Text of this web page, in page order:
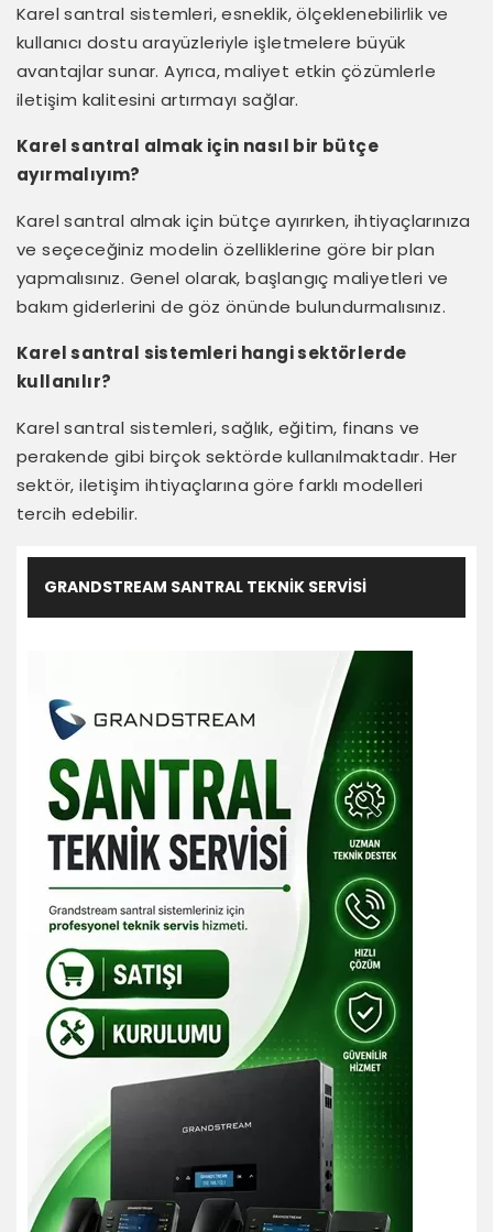
Karel santral sistemleri, esneklik, ölçeklenebilirlik ve
kullanıcı dostu arayüzleriyle işletmelere büyük
avantajlar sunar. Ayrıca, maliyet etkin çözümlerle
iletişim kalitesini artırmayı sağlar.
Karel santral almak için nasıl bir bütçe
ayırmalıyım?
Karel santral almak için bütçe ayırırken, ihtiyaçlarınıza
ve seçeceğiniz modelin özelliklerine göre bir plan
yapmalısınız. Genel olarak, başlangıç maliyetleri ve
bakım giderlerini de göz önünde bulundurmalısınız.
Karel santral sistemleri hangi sektörlerde
kullanılır?
Karel santral sistemleri, sağlık, eğitim, finans ve
perakende gibi birçok sektörde kullanılmaktadır. Her
sektör, iletişim ihtiyaçlarına göre farklı modelleri
tercih edebilir.
GRANDSTREAM SANTRAL TEKNIK SERVISI